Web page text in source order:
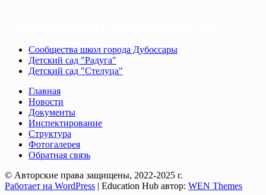
Сообщества школ города Дубоссары
Детский сад "Радуга"
Детский сад "Стелуца"
Главная
Новости
Документы
Инспектирование
Структура
Фотогалерея
Обратная связь
© Авторские права защищены, 2022-2025 г.
Работает на WordPress | Education Hub автор: WEN Themes